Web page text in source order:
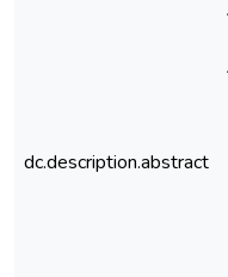
dc.description.abstract